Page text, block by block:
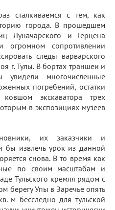
сталкиваемся с тем, как
города. В прошедшем
Луначарского и Герцена
огромном сопротивлении
следы варварского
г. Тулы. В бортах траншеи и
увидели многочисленные
погребений, остатки
экскаватора трех
в экспозициях музеев
их заказчики и
бы извлечь урок из данной
снова. В то время как
по своим масштабам и
Тульского кремля рядом с
берегу Упы в Заречье опять
м бесследно для тульской